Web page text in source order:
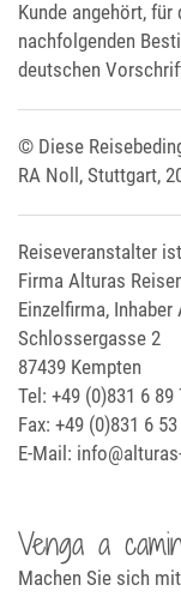
Kunde angehört,
nachfolgenden
deutschen
© Diese
RA Noll, Stuttgart,
Reiseveranstalter
Firma Alturas
Einzelfirma,
Schlossergasse 2
87439 Kempten
Tel: +49 (0)831 6 89
Fax: +49 (0)831 6
E-Mail:
Venga a
Machen Sie sich